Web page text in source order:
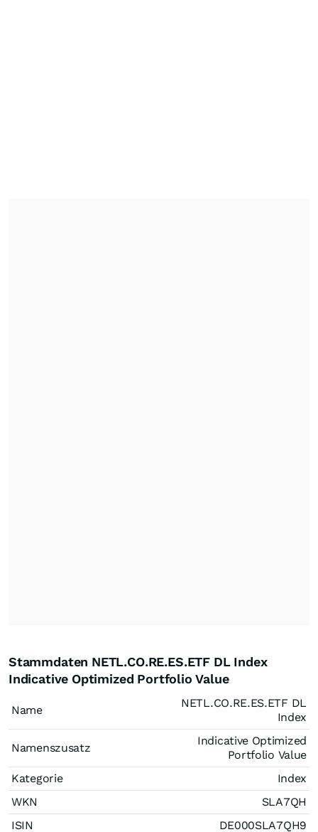
Stammdaten NETL.CO.RE.ES.ETF DL Index
Indicative Optimized Portfolio Value
Name
NETL.CO.RE.ES.ETF DL
Index
Namenszusatz
Indicative Optimized
Portfolio Value
Kategorie
Index
WKN
SLA7QH
ISIN
DE000SLA7QH9